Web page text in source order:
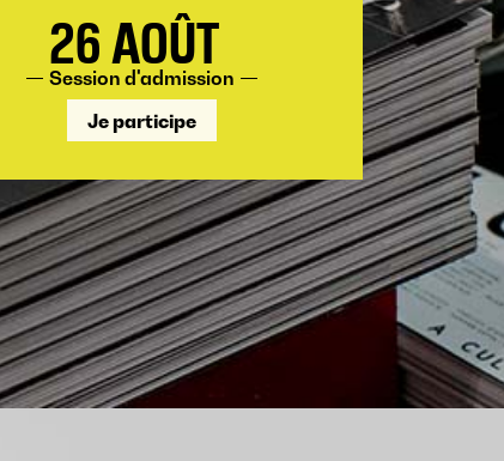
26 AOÛT
Session d'admission
Je participe